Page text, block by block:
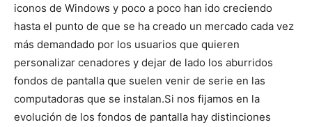
iconos de Windows y poco a poco han ido creciendo
hasta el punto de que se ha creado un mercado cada vez
más demandado por los usuarios que quieren
personalizar cenadores y dejar de lado los aburridos
fondos de pantalla que suelen venir de serie en las
computadoras que se instalan.Si nos fijamos en la
evolución de los fondos de pantalla hay distinciones